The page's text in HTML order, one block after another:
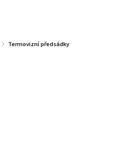
/ Termovizní předsádky